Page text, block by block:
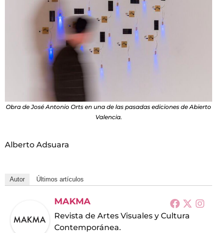
Obra de José Antonio Orts en una de las pasadas ediciones de Abierto
Valencia.
Alberto Adsuara
Autor Últimos artículos
MAKMA
Revista de Artes Visuales y Cultura
Contemporánea.